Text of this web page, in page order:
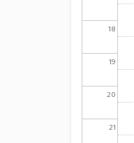
18
19
20
21